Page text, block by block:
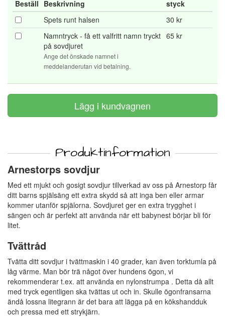
Beställ Beskrivning
styck
Spets runt halsen
30 kr
Namntryck - få ett valfritt namn tryckt
på sovdjuret
Ange det önskade namnet i
meddelanderutan vid betalning.
65 kr
Produktinformation
Arnestorps sovdjur
Med ett mjukt och gosigt sovdjur tillverkad av oss på Arnestorp får
ditt barns spjälsäng ett extra skydd så att inga ben eller armar
kommer utanför spjälorna. Sovdjuret ger en extra trygghet i
sängen och är perfekt att använda när ett babynest börjar bli för
litet.
Tvättråd
Tvätta ditt sovdjur i tvättmaskin i 40 grader, kan även torktumla på
låg värme. Man bör trä något över hundens ögon, vi
rekommenderar t.ex. att använda en nylonstrumpa . Detta då allt
med tryck egentligen ska tvättas ut och in. Skulle ögonfransarna
ändå lossna litegrann är det bara att lägga på en kökshandduk
och pressa med ett strykjärn.